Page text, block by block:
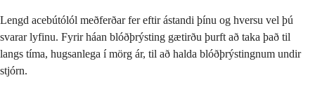
Lengd acebútólól meðferðar fer eftir ástandi þínu og hversu vel þú
svarar lyfinu. Fyrir háan blóðþrýsting gætirðu þurft að taka það til
langs tíma, hugsanlega í mörg ár, til að halda blóðþrýstingnum undir
stjórn.